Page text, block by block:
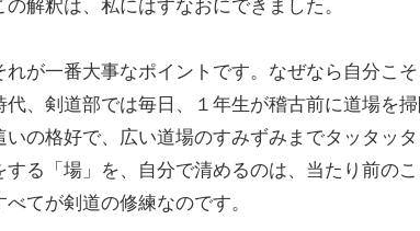
解釈は、私にはすなおにできました。
が一番大事なポイントです。なぜなら自分こ
、剣道部では毎日、１年生が稽古前に道場を
いの格好で、広い道場のすみずみまでタッタッ
る「場」を、自分で清めるのは、当たり前の
てが剣道の修練なのです。